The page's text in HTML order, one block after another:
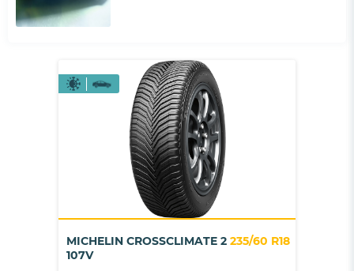
MICHELIN CROSSCLIMATE 2 235/60 R18
107V